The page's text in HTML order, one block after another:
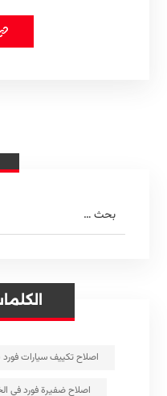
اصلاح تكييف سيارات فورد
اصلاح ضفيرة فورد في